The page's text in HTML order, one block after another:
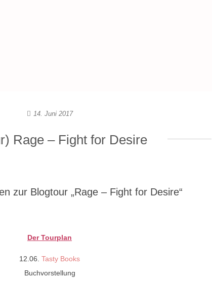
14. Juni 2017
Rage – Fight for Desire
zur Blogtour „Rage – Fight for Desire“
Der Tourplan
12.06. Tasty Books
Buchvorstellung